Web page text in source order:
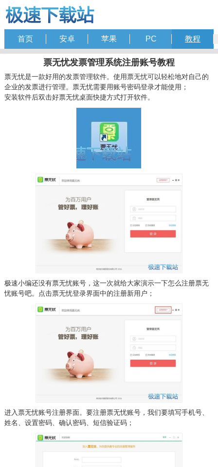
首页 安卓 苹果 PC 教程
票无忧发票管理系统注册账号教程
票无忧是一款好用的发票管理软件。使用票无忧可以轻松地对自己的
企业的发票进行管理。票无忧需要用账号密码登录才能使用；
安装软件后双击好票无忧桌面快捷方式打开软件。
极速小编还没有票无忧账号，这一次就给大家演示一下怎么注册票无
忧账号吧。点击票无忧登录界面中的注册新用户；
进入票无忧账号注册界面。要注册票无忧账号，我们要填写手机号、
姓名、设置密码、确认密码、短信验证码；